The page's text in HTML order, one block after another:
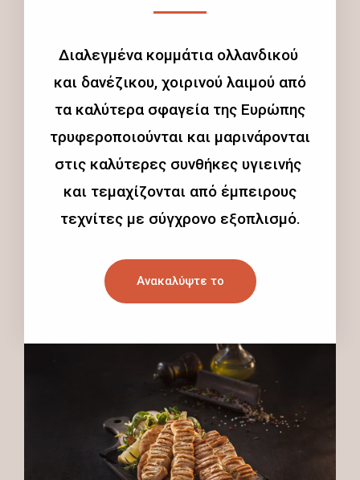
Διαλεγμένα κομμάτια ολλανδικού
και δανέζικου, χοιρινού λαιμού από
τα καλύτερα σφαγεία της Ευρώπης
τρυφεροποιούνται και μαρινάρονται
στις καλύτερες συνθήκες υγιεινής
και τεμαχίζονται από έμπειρους
τεχνίτες με σύγχρονο εξοπλισμό.
Ανακαλύψτε το